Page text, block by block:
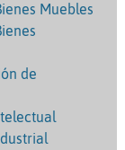
Muebles
de